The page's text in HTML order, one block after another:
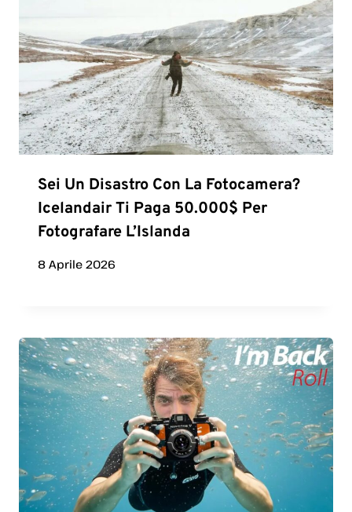
Sei Un Disastro Con La Fotocamera?
Icelandair Ti Paga 50.000$ Per
Fotografare L’Islanda
8 Aprile 2026